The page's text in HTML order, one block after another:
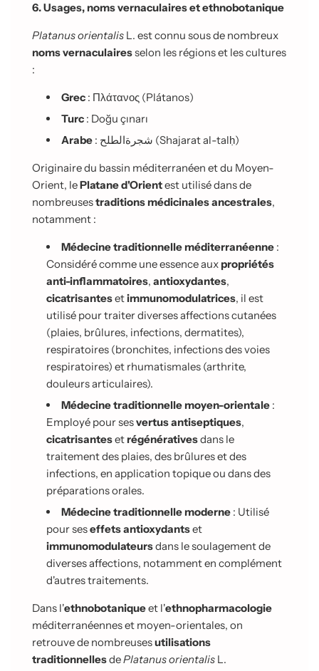
6. Usages, noms vernaculaires et ethnobotanique
Platanus orientalis L. est connu sous de nombreux
noms vernaculairesselon les régions et les cultures
:
Grec : Πλάτανος (Plátanos)
Turc : Doğu çınarı
Arabe : شجرةالطلح (Shajarat al-talḥ)
Originaire du bassin méditerranéen et du Moyen-
Orient, lePlatane d'Orientest utilisé dans de
nombreusestraditions médicinales ancestrales,
notamment :
Médecine traditionnelle méditerranéenne :
Considéré comme une essence aux propriétés
anti-inflammatoires, antioxydantes,
cicatrisantesetimmunomodulatrices, il est
utilisé pour traiter diverses affections cutanées
(plaies, brûlures, infections, dermatites),
respiratoires (bronchites, infections des voies
respiratoires) et rhumatismales (arthrite,
douleurs articulaires).
Médecine traditionnelle moyen-orientale :
Employé pour sesvertus antiseptiques,
cicatrisanteset régénérativesdans le
traitement des plaies, des brûlures et des
infections, en application topique ou dans des
préparations orales.
Médecine traditionnelle moderne : Utilisé
pour seseffets antioxydantset
immunomodulateursdans le soulagement de
diverses affections, notamment en complément
d'autres traitements.
Dans l'ethnobotaniqueet l'ethnopharmacologie
méditerranéennes et moyen-orientales, on
retrouve de nombreusesutilisations
traditionnellesdePlatanus orientalis L.